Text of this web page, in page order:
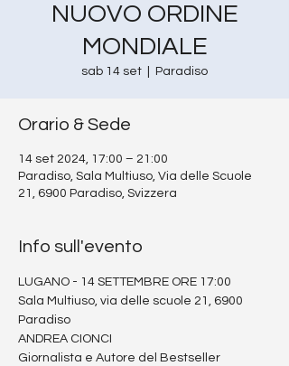
NUOVO ORDINE
MONDIALE
sab 14 set Paradiso
Orario & Sede
14 set 2024, 17:00 – 21:00
Paradiso, Sala Multiuso, Via delle Scuole
21, 6900 Paradiso, Svizzera
Info sull'evento
LUGANO - 14 SETTEMBRE ORE 17:00
Sala Multiuso, via delle scuole 21, 6900
Paradiso
ANDREA CIONCI
Giornalista e Autore del Bestseller